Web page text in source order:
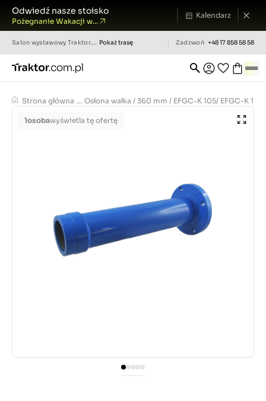
Odwiedź nasze stoisko
Pożegnanie Wakacji w...
Kalendarz
Salon wystawowy Traktor.com.pl Pokaż trasę Zadzwoń +48 17 858 58 58
Strona główna ... Osłona wałka / 360 mm / EFGC-K 105/ EFGC-K
1osobawyświetla tę ofertę